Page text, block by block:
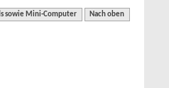
sowie Mini-Computer Nach oben